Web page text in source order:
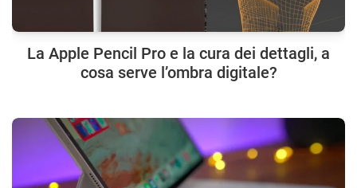
La Apple Pencil Pro e la cura dei dettagli, a
cosa serve l’ombra digitale?